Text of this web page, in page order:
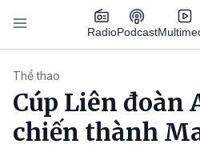
Nhảy đến nội dung
RadioPodcast
Thể thao
Cúp Liên đoàn
chiến thành